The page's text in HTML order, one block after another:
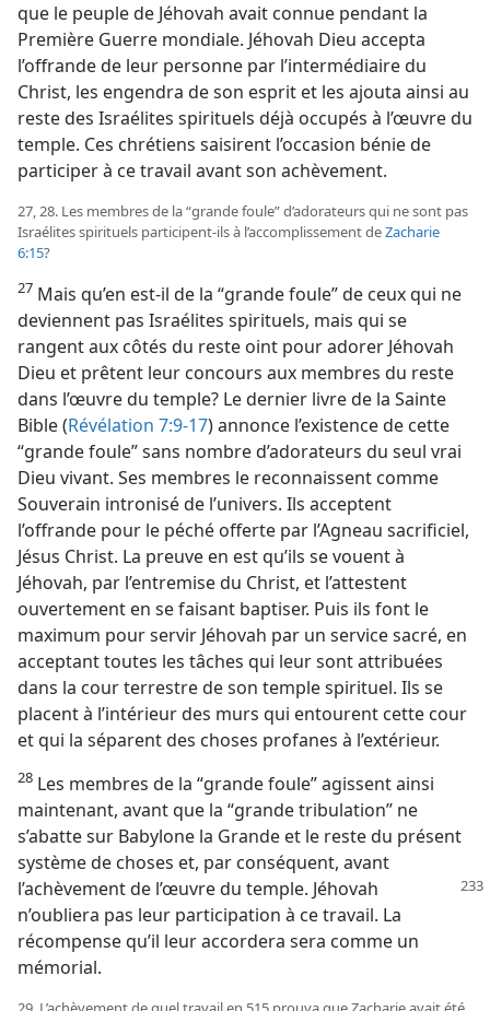
que le peuple de Jéhovah avait connue pendant la
Première Guerre mondiale. Jéhovah Dieu accepta
l’offrande de leur personne par l’intermédiaire du
Christ, les engendra de son esprit et les ajouta ainsi au
reste des Israélites spirituels déjà occupés à l’œuvre du
temple. Ces chrétiens saisirent l’occasion bénie de
participer à ce travail avant son achèvement.
27, 28. Les membres de la “grande foule” d’adorateurs qui ne sont pas
Israélites spirituels participent-​ils à l’accomplissement deZacharie
6:15?
27 Mais qu’en est-​il de la “grande foule” de ceux qui ne
deviennent pas Israélites spirituels, mais qui se
rangent aux côtés du reste oint pour adorer Jéhovah
Dieu et prêtent leur concours aux membres du reste
dans l’œuvre du temple? Le dernier livre de la Sainte
Bible (Révélation 7:9-17) annonce l’existence de cette
“grande foule” sans nombre d’adorateurs du seul vrai
Dieu vivant. Ses membres le reconnaissent comme
Souverain intronisé de l’univers. Ils acceptent
l’offrande pour le péché offerte par l’Agneau sacrificiel,
Jésus Christ. La preuve en est qu’ils se vouent à
Jéhovah, par l’entremise du Christ, et l’attestent
ouvertement en se faisant baptiser. Puis ils font le
maximum pour servir Jéhovah par un service sacré, en
acceptant toutes les tâches qui leur sont attribuées
dans la cour terrestre de son temple spirituel. Ils se
placent à l’intérieur des murs qui entourent cette cour
et qui la séparent des choses profanes à l’extérieur.
28 Les membres de la “grande foule” agissent ainsi
maintenant, avant que la “grande tribulation” ne
s’abatte sur Babylone la Grande et le reste du présent
système de choses et, par conséquent, avant
l’achèvement de l’œuvredu temple. Jéhovah
n’oubliera pas leur participation à ce travail. La
récompense qu’il leur accordera sera comme un
mémorial.